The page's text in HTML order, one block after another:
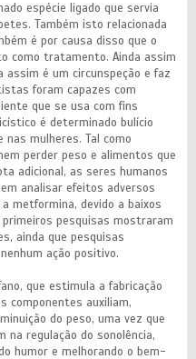
espécie ligado que servia
Também isto relacionada
é por causa disso que o
como tratamento. Ainda assim
assim é um circunspeção e faz
foram capazes com
que se usa com fins
é determinado bulício
nas mulheres. Tal como
perder peso e alimentos que
adicional, as seres humanos
analisar efeitos adversos
metformina, devido a baixos
pesquisas mostraram
ainda que pesquisas
ação positivo.
que estimula a fabricação
componentes auxiliam,
do peso, uma vez que
na regulação do sonolência,
humor e melhorando o bem-